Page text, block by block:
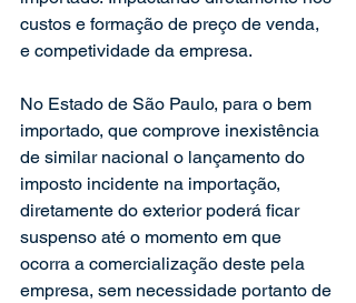
custos e formação de preço de venda,
e competividade da empresa.
No Estado de São Paulo, para o bem
importado, que comprove inexistência
de similar nacional o lançamento do
imposto incidente na importação,
diretamente do exterior poderá ficar
suspenso até o momento em que
ocorra a comercialização deste pela
empresa, sem necessidade portanto de